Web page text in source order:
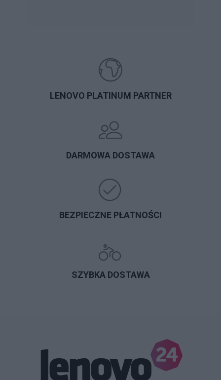
LENOVO PLATINUM PARTNER
DARMOWA DOSTAWA
BEZPIECZNE PŁATNOŚCI
SZYBKA DOSTAWA